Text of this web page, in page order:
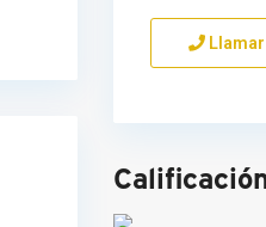
Llamar